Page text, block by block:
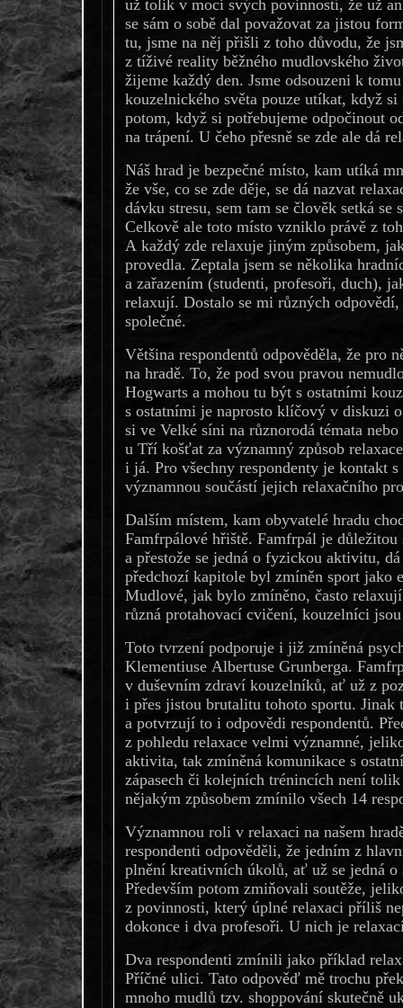
už tolik v moci svých povinností, že už
se sám o sobě dal považovat za jistou
tu, jsme na něj přišli z toho důvodu, že
z tíživé reality běžného mudlovského
žijeme každý den. Jsme odsouzeni k
kouzelnického světa pouze utíkat, když si
potom, když si potřebujeme odpočinout
na trápení. U čeho přesně se zde ale dá
Náš hrad je bezpečné místo, kam utíká
že vše, co se zde děje, se dá nazvat
dávku stresu, sem tam se člověk setká se
Celkově ale toto místo vzniklo právě z
A každý zde relaxuje jiným způsobem,
provedla. Zeptala jsem se několika
a zařazením (studenti, profesoři, duch),
relaxují. Dostalo se mi různých
společné.
Většina respondentů odpověděla, že pro
na hradě. To, že pod svou pravou
Hogwarts a mohou tu být s ostatními
s ostatními je naprosto klíčový v diskuzi
si ve Velké síni na různorodá témata
u Tří košťat za významný způsob
i já. Pro všechny respondenty je kontakt
významnou součástí jejich relaxačního
Dalším místem, kam obyvatelé hradu
Famfrpálové hřiště. Famfrpál je
a přestože se jedná o fyzickou aktivitu,
předchozí kapitole byl zmíněn sport jako
Mudlové, jak bylo zmíněno, často
různá protahovací cvičení, kouzelníci
Toto tvrzení podporuje i již zmíněná
Klementiuse Albertuse Grunberga.
v duševním zdraví kouzelníků, ať už z
i přes jistou brutalitu tohoto sportu. Jinak
a potvrzují to i odpovědi respondentů.
z pohledu relaxace velmi významné,
aktivita, tak zmíněná komunikace s
zápasech či kolejních trénincích není
nějakým způsobem zmínilo všech 14
Významnou roli v relaxaci na našem
respondenti odpověděli, že jedním z
plnění kreativních úkolů, ať už se jedná o
Především potom zmiňovali soutěže,
z povinnosti, který úplné relaxaci příliš
dokonce i dva profesoři. U nich je
Dva respondenti zmínili jako příklad
Příčné ulici. Tato odpověď mě trochu
mnoho mudlů tzv. shoppování skutečně